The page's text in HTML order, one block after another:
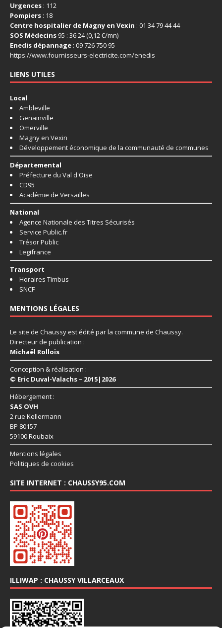
Urgences : 112
Pompiers : 18
Centre hospitalier de Magny en Vexin : 01 34 79 44 44
SOS Médecins 95 : 36 24 (0,12 €/mn)
Enedis dépannage : 09 726 750 95
https://www.fournisseurs-electricite.com/enedis
LIENS UTILES
Local
Ambleville
Genainville
Omerville
Magny en Vexin
Développement économique de la communauté de communes
Départemental
Préfecture du Val d'Oise
CD95
Académie de Versailles
National
Agence Nationale des Titres Sécurisés
Service Public.fr
Trésor Public
Legifrance
Transport
Horaires Timbus
SNCF
MENTIONS LÉGALES
Le site de Chaussy est édité par la commune de Chaussy.
Directeur de publication :
Michaël Rollois
Conception & réalisation :
© Eric Duval-Valachs – 2015|2026
Hébergement :
SAS OVH
2 rue Kellermann
BP 80157
59100 Roubaix
Mentions légales
Politiques de cookies
SITE INTERNET : CHAUSSY95.COM
ILLIWAP : CHAUSSY VILLARCEAUX